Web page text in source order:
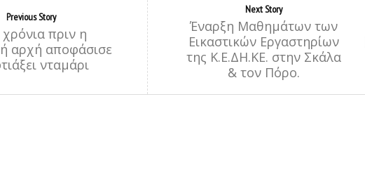
Previous Story
πριν η
αρχή αποφάσισε
νταμάρι
Next Story
Έναρξη Μαθημάτων των
Εικαστικών Εργαστηρίων
της Κ.Ε.ΔΗ.ΚΕ. στην Σκάλα
& τον Πόρο.